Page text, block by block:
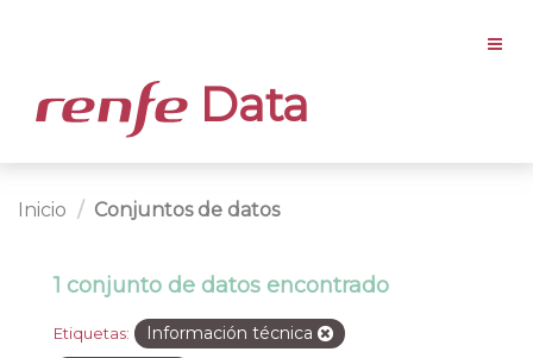
Data
Inicio Conjuntos de datos
1 conjunto de datos encontrado
Etiquetas:
Información técnica